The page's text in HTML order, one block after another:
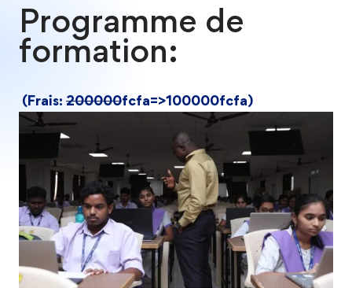
Programme de
formation:
(Frais: 200000fcfa=>100000fcfa)